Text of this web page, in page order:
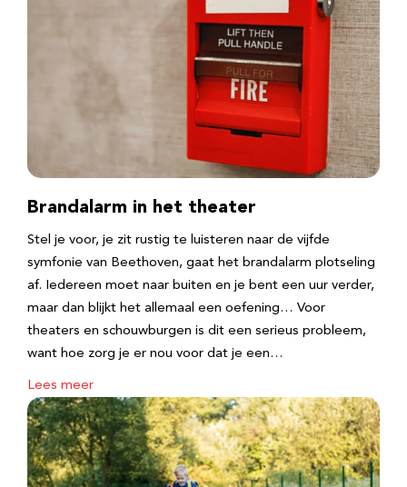
Brandalarm in het theater
Stel je voor, je zit rustig te luisteren naar de vijfde
symfonie van Beethoven, gaat het brandalarm plotseling
af. Iedereen moet naar buiten en je bent een uur verder,
maar dan blijkt het allemaal een oefening… Voor
theaters en schouwburgen is dit een serieus probleem,
want hoe zorg je er nou voor dat je een…
Lees meer